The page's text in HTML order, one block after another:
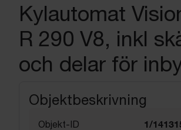
Kylautomat
R 290 V8, inkl
och delar för
Objektbeskrivning
Objekt-ID 1/